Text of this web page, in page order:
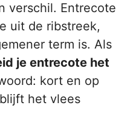
verschil. Entrecote
uit de ribstreek,
term is. Als
je entrecote het
kort en op
het vlees